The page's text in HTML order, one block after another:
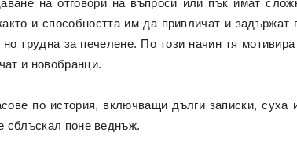
на отговори на въпроси или пък имат
и способността им да привличат и задържат
трудна за печелене. По този начин тя
и новобранци.
по история, включващи дълги записки,
сблъскал поне веднъж.